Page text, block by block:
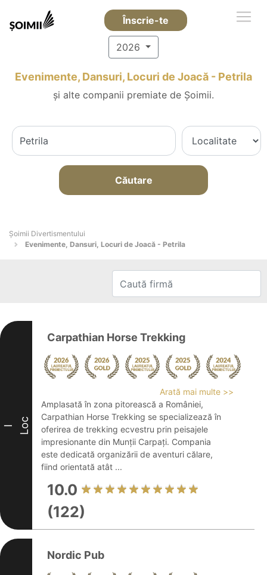
Înscrie-te
2026
Evenimente, Dansuri, Locuri de Joacă - Petrila
și alte companii premiate de Șoimii.
Căutare
Şoimii Divertismentului
Evenimente, Dansuri, Locuri de Joacă - Petrila
I Loc
Carpathian Horse Trekking
Arată mai multe >>
Amplasată în zona pitorească a României,
Carpathian Horse Trekking se specializează în
oferirea de trekking ecvestru prin peisajele
impresionante din Munții Carpați. Compania
este dedicată organizării de aventuri călare,
fiind orientată atât ...
10.0
(122)
Nordic Pub